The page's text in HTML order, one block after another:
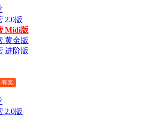
2.0版
Midi版
黄金版
进阶版
有奖
2.0版